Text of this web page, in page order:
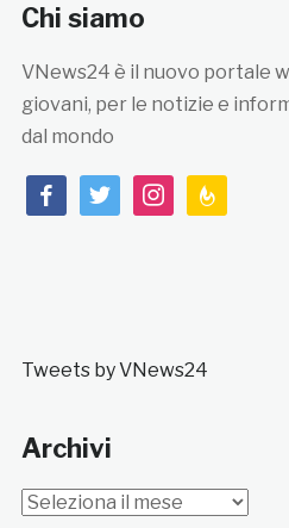
Chi siamo
VNews24 è il nuovo portale
giovani, per le notizie e
dal mondo
facebooktwitterinstagramfeedburner
Tweets by VNews24
Archivi
Archivi